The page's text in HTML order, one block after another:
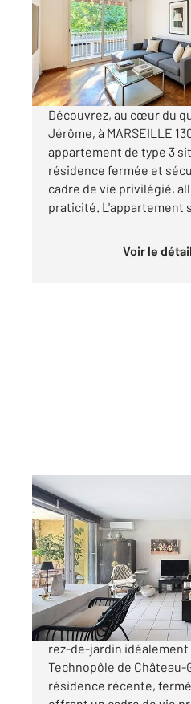
Appartement T3 à
129 000
Visiter le site dédié
Découvrez, au cœur du
Jérôme, à MARSEILLE
appartement de type 3
résidence fermée et
cadre de vie privilégié,
praticité. L'appartement
Voir le
MARSEILLE 13013
69,76 m2, 3 pièces
Ref : 10272
Appartement T3 à
279 000
Découvrez ce
rez-de-jardin
Technopôle de Château-
résidence récente,